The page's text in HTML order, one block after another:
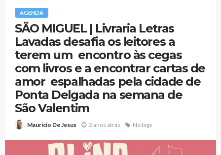
AGENDA
SÃO MIGUEL | Livraria Letras
Lavadas desafia os leitores a
terem um encontro às cegas
com livros e a encontrar cartas de
amor espalhadas pela cidade de
Ponta Delgada na semana de
São Valentim
Mauricio De Jesus 2 anos atrás No tags